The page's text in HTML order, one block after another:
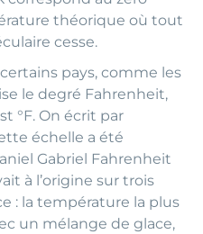
théorique où tout
cesse.
certains pays, comme les
le degré Fahrenheit,
°F. On écrit par
échelle a été
Gabriel Fahrenheit
à l’origine sur trois
: la température la plus
un mélange de glace,